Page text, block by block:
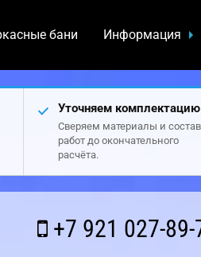
бани Информация
Уточняем комплектацию
Сверяем материалы и состав
работ до окончательного
расчёта.
+7 921 027-89-